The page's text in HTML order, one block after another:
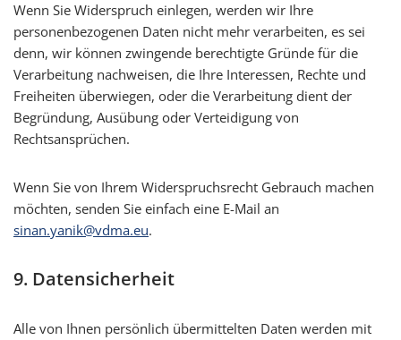
Wenn Sie Widerspruch einlegen, werden wir Ihre
personenbezogenen Daten nicht mehr verarbeiten, es sei
denn, wir können zwingende berechtigte Gründe für die
Verarbeitung nachweisen, die Ihre Interessen, Rechte und
Freiheiten überwiegen, oder die Verarbeitung dient der
Begründung, Ausübung oder Verteidigung von
Rechtsansprüchen.
Wenn Sie von Ihrem Widerspruchsrecht Gebrauch machen
möchten, senden Sie einfach eine E-Mail an
sinan.yanik@vdma.eu.
9. Datensicherheit
Alle von Ihnen persönlich übermittelten Daten werden mit